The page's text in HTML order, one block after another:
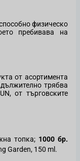
физическо
пребивава на
от асортимента
трябва
от търговските
топка; 1000 бр.
Garden, 150 ml.